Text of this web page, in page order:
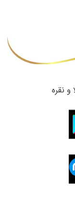
و نقره